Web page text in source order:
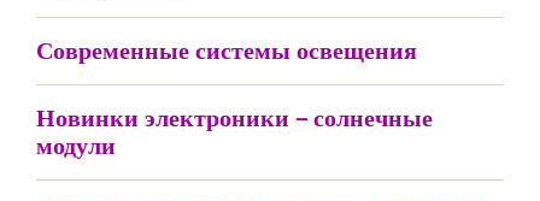
Современные системы освещения
Новинки электроники – солнечные
модули